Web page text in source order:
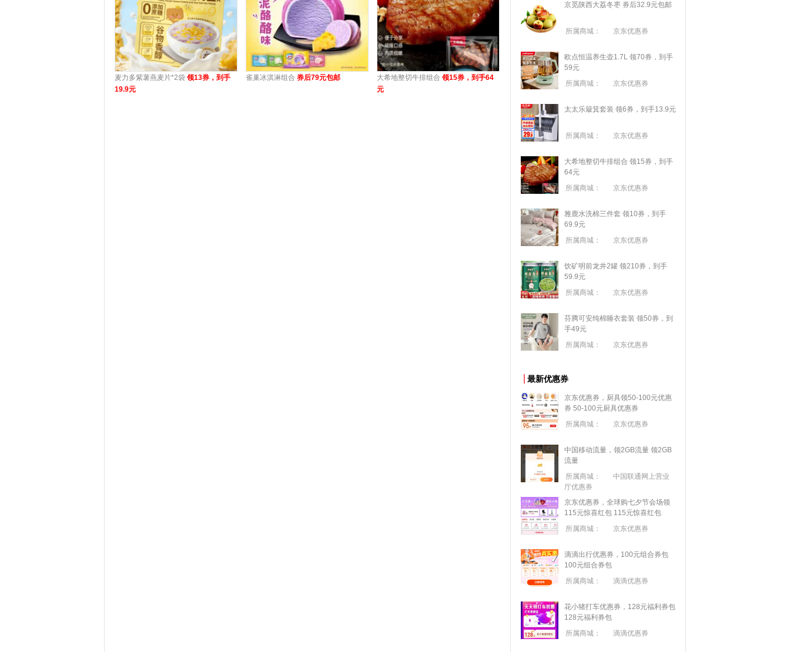
麦力多紫薯燕麦片*2袋 领13券，到手
19.9元
雀巢冰淇淋组合 券后79元包邮 大希地整切牛排组合 领15券，到手64
元
京觅陕西大荔冬枣 券后32.9元包邮
所属商城： 京东优惠券
欧点恒温养生壶1.7L 领70券，到手
59元
所属商城：
京东优惠券
太太乐簸箕套装 领6券，到手13.9元
所属商城： 京东优惠券
大希地整切牛排组合 领15券，到手
64元
所属商城：
京东优惠券
雅鹿水洗棉三件套 领10券，到手
69.9元
所属商城：
京东优惠券
饮矿明前龙井2罐 领210券，到手
59.9元
所属商城：
京东优惠券
芬腾可安纯棉睡衣套装 领50券，到
手49元
所属商城：
京东优惠券
最新优惠券
京东优惠券，厨具领50-100元优惠
券 50-100元厨具优惠券
所属商城：
京东优惠券
中国移动流量，领2GB流量 领2GB
流量
所属商城：
中国联通网上营业
厅优惠券
京东优惠券，全球购七夕节会场领
115元惊喜红包 115元惊喜红包
所属商城：
京东优惠券
滴滴出行优惠券，100元组合券包
100元组合券包
所属商城：
滴滴优惠券
花小猪打车优惠券，128元福利券包
128元福利券包
所属商城：
滴滴优惠券